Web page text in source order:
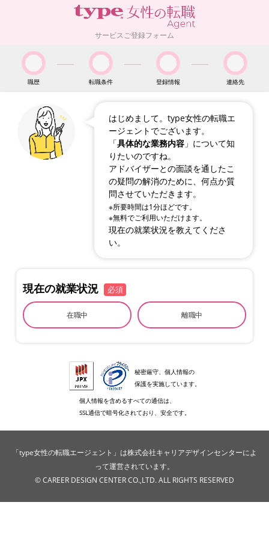
サービスご登録フォーム
職歴 転職条件 登録情報 連絡先
はじめまして。type女性の転職エ
ージェントでございます。
「具体的な業務内容」について知
りたいのですね。
アドバイザーとの面談を通したこ
の疑問の解消のために、何点か質
問させていただきます。
※所要時間は1分ほどです。
※無料でご利用いただけます。
現在の就業状況を教えてくださ
い。
現在の就業状況 必須
在職中 離職中
秘密厳守、個人情報の
保護を実施しています。
個人情報を含めるすべての通信は、
SSL通信で暗号化されており、安全です。
「type女性の転職エージェント」は株式会社キャリアデザインセンターによ
って運営されています。
© CAREER DESIGN CENTER CO.,LTD. ALL RIGHTS RESERVED